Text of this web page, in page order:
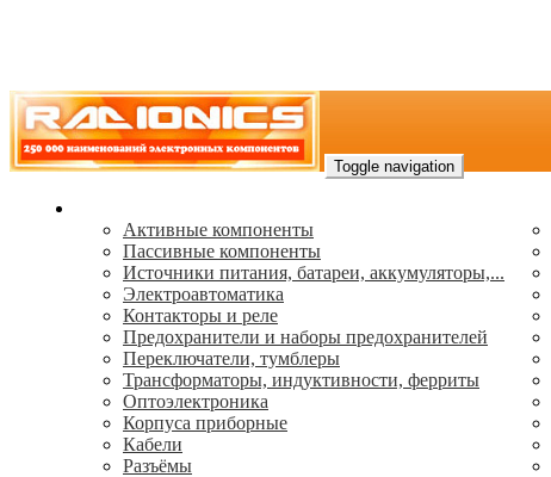
Toggle navigation
Активные компоненты
Пассивные компоненты
Источники питания, батареи, аккумуляторы,...
Электроавтоматика
Контакторы и реле
Предохранители и наборы предохранителей
Переключатели, тумблеры
Трансформаторы, индуктивности, ферриты
Oптоэлектроника
Корпуса приборные
Кабели
Разъёмы